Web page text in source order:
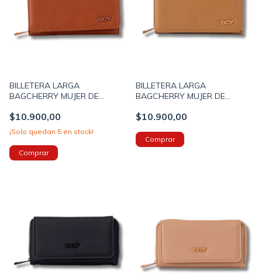
BILLETERA LARGA
BAGCHERRY MUJER DE
SOLAPA 32X19X4 COLOR
MARRON OSCURO (267004E)
$10.900,00
¡Solo quedan 5 en stock!
BILLETERA LARGA
BAGCHERRY MUJER DE
SOLAPA 32X19X4 COLOR
$10.900,00